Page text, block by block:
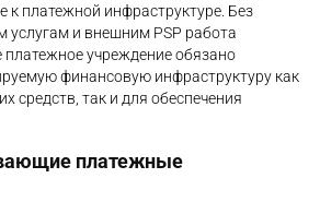
к платежной инфраструктуре. Без
услугам и внешним PSP работа
учреждение обязано
финансовую инфраструктуру как
средств, так и для обеспечения
платежные